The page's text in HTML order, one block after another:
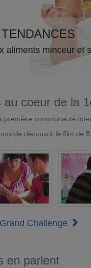
aliments minceur et
au coeur de la
première communauté
de découvrir le film de
Challenge
en parlent